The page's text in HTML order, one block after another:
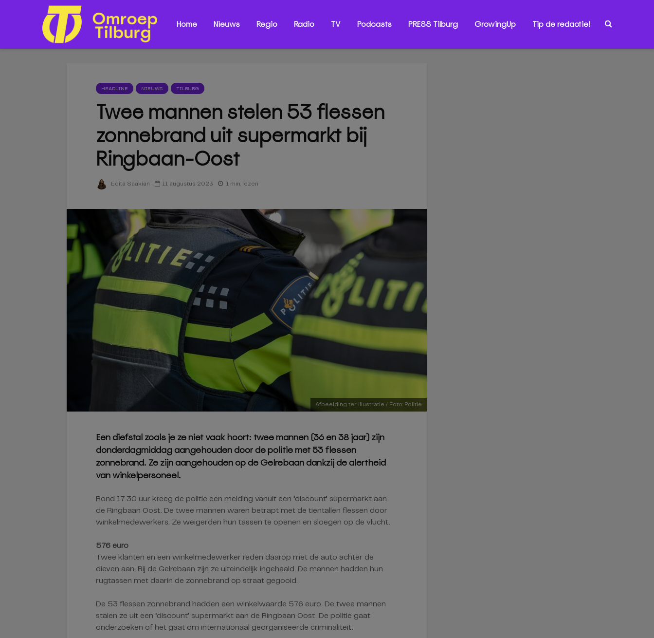
Home Nieuws Regio Radio TV Podcasts PRESS Tilburg GrowingUp Tip de redactie!
HEADLINE NIEUWS TILBURG
Twee mannen stelen 53 flessen
zonnebrand uit supermarkt bij
Ringbaan-Oost
Edita Saakian 11 augustus 2023 1 min. lezen
Afbeelding ter illustratie / Foto: Politie
Een diefstal zoals je ze niet vaak hoort: twee mannen (36 en 38 jaar) zijn
donderdagmiddag aangehouden door de politie met 53 flessen
zonnebrand. Ze zijn aangehouden op de Gelrebaan dankzij de alertheid
van winkelpersoneel.
Rond 17.30 uur kreeg de politie een melding vanuit een ‘discount’ supermarkt aan
de Ringbaan Oost. De twee mannen waren betrapt met de tientallen flessen door
winkelmedewerkers. Ze weigerden hun tassen te openen en sloegen op de vlucht.
576 euro
Twee klanten en een winkelmedewerker reden daarop met de auto achter de
dieven aan. Bij de Gelrebaan zijn ze uiteindelijk ingehaald. De mannen hadden hun
rugtassen met daarin de zonnebrand op straat gegooid.
De 53 flessen zonnebrand hadden een winkelwaarde 576 euro. De twee mannen
stalen ze uit een ‘discount’ supermarkt aan de Ringbaan Oost. De politie gaat
onderzoeken of het gaat om internationaal georganiseerde criminaliteit.